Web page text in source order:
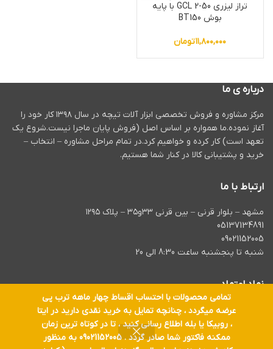
تمامی محصولات با احتساب اقساط چهار ماهه ترب پی
عرضه میگردد ، چنانچه تمایل به خرید نقدی دارید در ایتا
، روبیکا یا بله اطلاع رسانی کنید ، تا در کوتاه ترین زمان
ممکنه فاکتور شما صادر گردد . 09021152005 به منظور
تراز لیزری GCL 2-50 با پایه
بوش BT150
۱۱,۸۰۰,۰۰۰تومان
درباره ی ما
مرکز مشاوره و فروش تخصصی ابزار آلات تیچه در سال ۱۳۹۸ کار خود را
آغاز نموده.ما همواره بر اساس اصل (فروش پایان ماجرا نیست.شروع یک
تعهد است) کار کرده و خواهیم کرد.در تمام مراحل مشاوره – انتخاب –
خرید و پشتیبانی کالا در کنار شما هستیم.
ارتباط با ما
مشهد – بلوار قرنی – بین قرنی ۳۳و۳۵ – پلاک ۱۲۹۵
05137134891
09021152005
شنبه تا پنجشنبه ساعت 8:30 الی 20
نماد اعتماد
تمام حقوق برایابزار آلات تیچهمحفوظ است.